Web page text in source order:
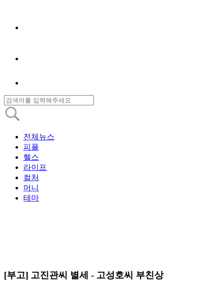
전체뉴스
피플
헬스
라이프
컬처
머니
테마
[부고] 고진관씨 별세 - 고성호씨 부친상